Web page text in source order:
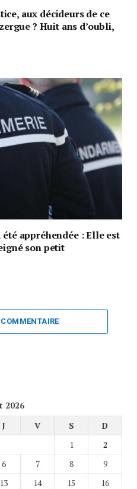
aux décideurs de ce
? Huit ans d’oubli,
appréhendée : Elle est
son petit
2026
J V S
D
1
2
6 7 8
9
13 14 15
16